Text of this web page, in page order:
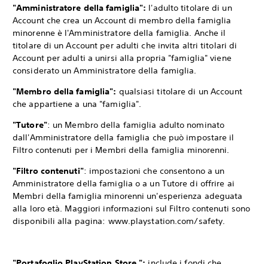
"Amministratore della famiglia": l'adulto titolare di un
Account che crea un Account di membro della famiglia
minorenne è l'Amministratore della famiglia. Anche il
titolare di un Account per adulti che invita altri titolari di
Account per adulti a unirsi alla propria "famiglia" viene
considerato un Amministratore della famiglia.
"Membro della famiglia": qualsiasi titolare di un Account
che appartiene a una "famiglia".
"Tutore": un Membro della famiglia adulto nominato
dall'Amministratore della famiglia che può impostare il
Filtro contenuti per i Membri della famiglia minorenni.
"Filtro contenuti": impostazioni che consentono a un
Amministratore della famiglia o a un Tutore di offrire ai
Membri della famiglia minorenni un'esperienza adeguata
alla loro età. Maggiori informazioni sul Filtro contenuti sono
disponibili alla pagina: www.playstation.com/safety.